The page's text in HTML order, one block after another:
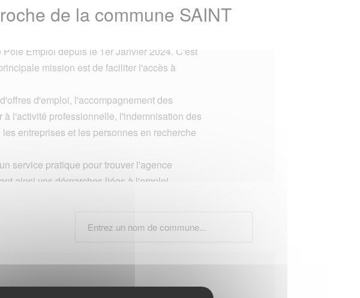
de la commune SAINT
Emploi depuis le 1er Janvier 2024. C'est
mission est de faciliter l'accès à
d'emploi, l'accompagnement des
l'activité professionnelle, l'indemnisation des
entreprises et les personnes en recherche
service pratique pour trouver l'agence
ainsi vos démarches liées à l'emploi.
Horaires d'ouverture - France